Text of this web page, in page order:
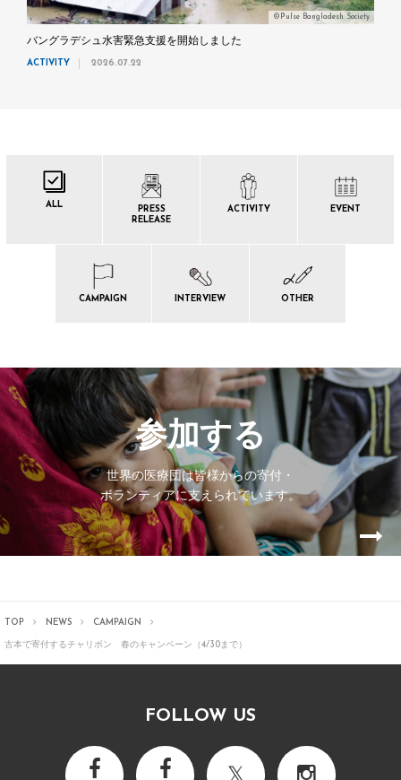
©Pulse Bangladesh Society
バングラデシュ水害緊急支援を開始しました
ACTIVITY 2026.07.22
ALL
PRESS
RELEASE
ACTIVITY EVENT
CAMPAIGN INTERVIEW OTHER
参加する
世界の医療団は皆様からの寄付・
ボランティアに支えられています。
TOP NEWS CAMPAIGN
古本で寄付するチャリボン 春のキャンペーン（4/30まで）
FOLLOW US